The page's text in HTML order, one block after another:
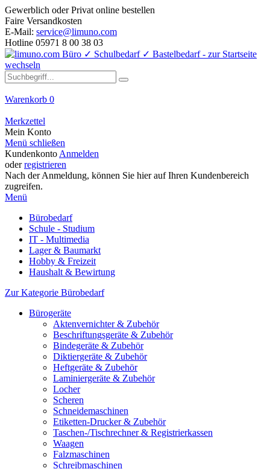
Gewerblich oder Privat online bestellen
Faire Versandkosten
E-Mail: service@limuno.com
Hotline 05971 8 00 38 03
Warenkorb 0
Merkzettel
Mein Konto
Menü schließen
Kundenkonto Anmelden
oderregistrieren
Nach der Anmeldung, können Sie hier auf Ihren Kundenbereich
zugreifen.
Menü
Bürobedarf
Schule - Studium
IT - Multimedia
Lager & Baumarkt
Hobby & Freizeit
Haushalt & Bewirtung
Zur Kategorie Bürobedarf
Bürogeräte
Aktenvernichter & Zubehör
Beschriftungsgeräte & Zubehör
Bindegeräte & Zubehör
Diktiergeräte & Zubehör
Heftgeräte & Zubehör
Laminiergeräte & Zubehör
Locher
Scheren
Schneidemaschinen
Etiketten-Drucker & Zubehör
Taschen-/Tischrechner & Registrierkassen
Waagen
Falzmaschinen
Schreibmaschinen